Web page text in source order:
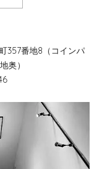
357番地8（コインパ
奥）